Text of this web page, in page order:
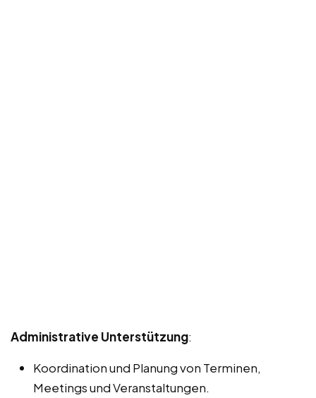
Administrative Unterstützung:
Koordination und Planung von Terminen,
Meetings und Veranstaltungen.